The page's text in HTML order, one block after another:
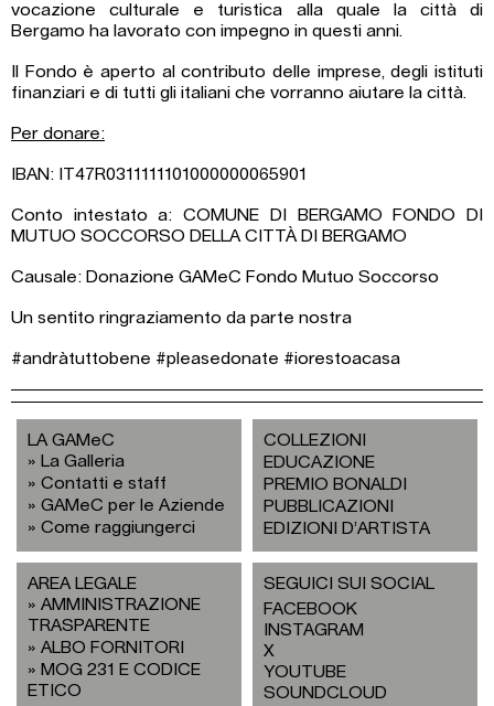
vocazione culturale e turistica alla quale la città di
Bergamo ha lavorato con impegno in questi anni.
Il Fondo è aperto al contributo delle imprese, degli istituti
finanziari e di tutti gli italiani che vorranno aiutare la città.
Per donare:
IBAN: IT47R0311111101000000065901
Conto intestato a: COMUNE DI BERGAMO FONDO DI
MUTUO SOCCORSO DELLA CITTÀ DI BERGAMO
Causale: Donazione GAMeC Fondo Mutuo Soccorso
Un sentito ringraziamento da parte nostra
#andràtuttobene #pleasedonate #iorestoacasa
LA GAMeC
La Galleria
Contatti e staff
GAMeC per le Aziende
Come raggiungerci
COLLEZIONI
EDUCAZIONE
PREMIO BONALDI
PUBBLICAZIONI
EDIZIONI D’ARTISTA
AREA LEGALE
AMMINISTRAZIONE
TRASPARENTE
ALBO FORNITORI
MOG 231 E CODICE
ETICO
SEGUICI SUI SOCIAL
FACEBOOK
INSTAGRAM
X
YOUTUBE
SOUNDCLOUD